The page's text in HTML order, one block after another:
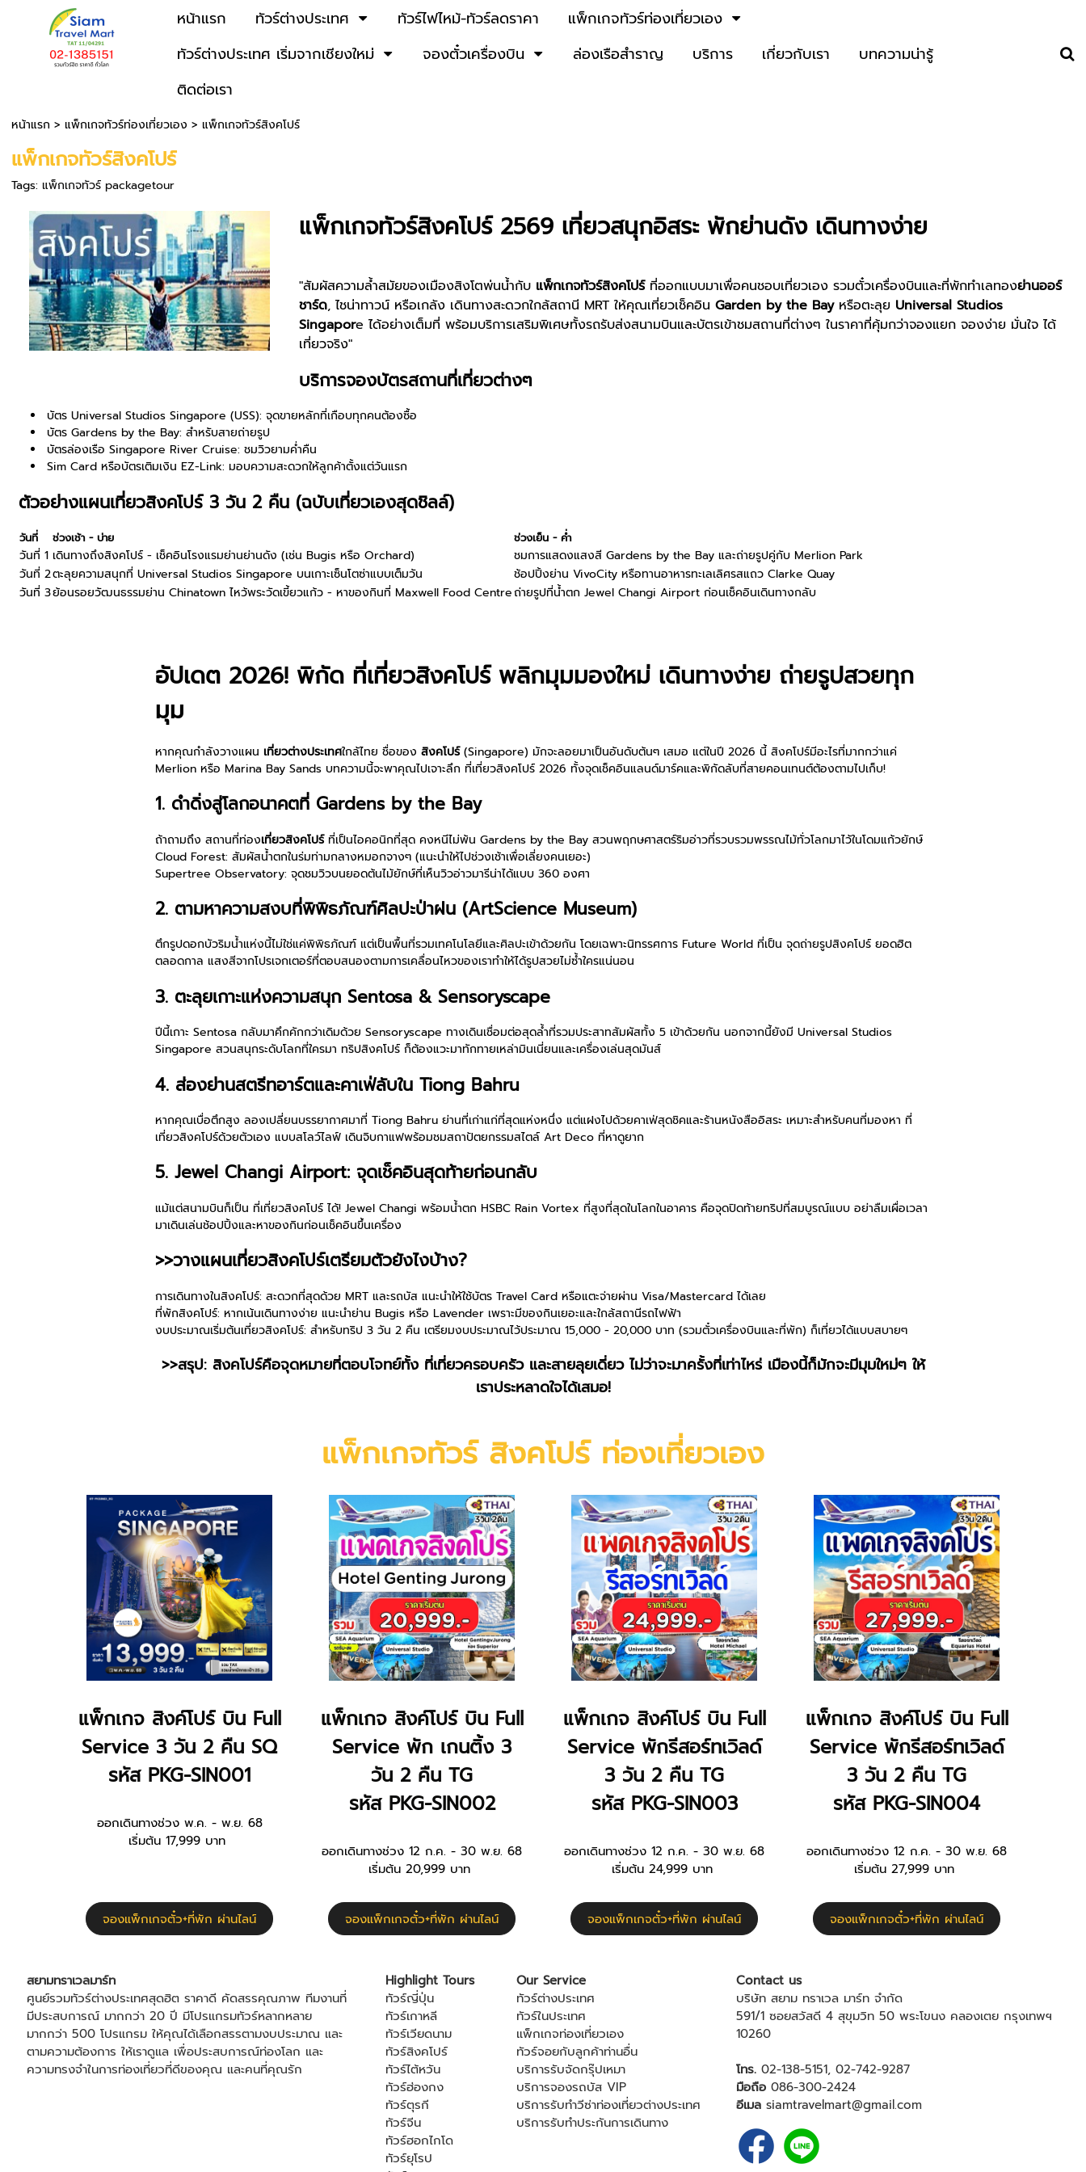
หน้าแรก ทัวร์ต่างประเทศ ทัวร์ไฟไหม้-ทัวร์ลดราคา
แพ็กเกจทัวร์ท่องเที่ยวเอง
ทัวร์ต่างประเทศ เริ่มจากเชียงใหม่
จองตั๋วเครื่องบิน ล่องเรือสำราญ บริการ เกี่ยวกับเรา
บทความน่ารู้
ติดต่อเรา
หน้าแรก > แพ็กเกจทัวร์ท่องเที่ยวเอง > แพ็กเกจทัวร์สิงคโปร์
แพ็กเกจทัวร์สิงคโปร์
Tags: แพ็กเกจทัวร์ packagetour
แพ็กเกจทัวร์สิงคโปร์ 2569 เที่ยวสนุกอิสระ พักย่านดัง เดินทางง่าย
"สัมผัสความล้ำสมัยของเมืองสิงโตพ่นน้ำกับ แพ็กเกจทัวร์สิงคโปร์ที่ออกแบบมาเพื่อคนชอบเที่ยวเอง รวมตั๋วเครื่องบินและที่พักทำเลทองย่านออร์
ชาร์ด, ไชน่าทาวน์ หรือเกลัง เดินทางสะดวกใกล้สถานี MRT ให้คุณเที่ยวเช็คอินGarden by the Bayหรือตะลุย Universal Studios
Singapore ได้อย่างเต็มที่ พร้อมบริการเสริมพิเศษทั้งรถรับส่งสนามบินและบัตรเข้าชมสถานที่ต่างๆ ในราคาที่คุ้มกว่าจองแยก จองง่าย มั่นใจ ได้
เที่ยวจริง"
บริการจองบัตรสถานที่เที่ยวต่างๆ
บัตร Universal Studios Singapore (USS): จุดขายหลักที่เกือบทุกคนต้องซื้อ
บัตร Gardens by the Bay: สำหรับสายถ่ายรูป
บัตรล่องเรือ Singapore River Cruise: ชมวิวยามค่ำคืน
Sim Card หรือบัตรเติมเงิน EZ-Link: มอบความสะดวกให้ลูกค้าตั้งแต่วันแรก
ตัวอย่างแผนเที่ยวสิงคโปร์ 3 วัน 2 คืน (ฉบับเที่ยวเองสุดชิลล์)
วันที่ ช่วงเช้า - บ่าย ช่วงเย็น - ค่ำ
วันที่ 1 เดินทางถึงสิงคโปร์ - เช็คอินโรงแรมย่านย่านดัง (เช่น Bugis หรือ Orchard) ชมการแสดงแสงสีGardens by the Bay และถ่ายรูปคู่กับMerlion Park
วันที่ 2ตะลุยความสนุกที่Universal Studios Singapore บนเกาะเซ็นโตซ่าแบบเต็มวัน ช้อปปิ้งย่านVivoCity หรือทานอาหารทะเลเลิศรสแถวClarke Quay
วันที่ 3ย้อนรอยวัฒนธรรมย่านChinatown ไหว้พระวัดเขี้ยวแก้ว - หาของกินที่ Maxwell Food Centreถ่ายรูปที่น้ำตกJewel Changi Airport ก่อนเช็คอินเดินทางกลับ
อัปเดต 2026! พิกัด ที่เที่ยวสิงคโปร์ พลิกมุมมองใหม่ เดินทางง่าย ถ่ายรูปสวยทุก
มุม
หากคุณกำลังวางแผน เที่ยวต่างประเทศใกล้ไทย ชื่อของ สิงคโปร์(Singapore) มักจะลอยมาเป็นอันดับต้นๆ เสมอ แต่ในปี 2026 นี้ สิงคโปร์มีอะไรที่มากกว่าแค่
Merlion หรือ Marina Bay Sands บทความนี้จะพาคุณไปเจาะลึก ที่เที่ยวสิงคโปร์ 2026 ทั้งจุดเช็คอินแลนด์มาร์คและพิกัดลับที่สายคอนเทนต์ต้องตามไปเก็บ!
1. ดำดิ่งสู่โลกอนาคตที่ Gardens by the Bay
ถ้าถามถึง สถานที่ท่องเที่ยวสิงคโปร์ที่เป็นไอคอนิกที่สุด คงหนีไม่พ้น Gardens by the Bay สวนพฤกษศาสตร์ริมอ่าวที่รวบรวมพรรณไม้ทั่วโลกมาไว้ในโดมแก้วยักษ์
Cloud Forest: สัมผัสน้ำตกในร่มท่ามกลางหมอกจางๆ (แนะนำให้ไปช่วงเช้าเพื่อเลี่ยงคนเยอะ)
Supertree Observatory: จุดชมวิวบนยอดต้นไม้ยักษ์ที่เห็นวิวอ่าวมารีน่าได้แบบ 360 องศา
2. ตามหาความสงบที่พิพิธภัณฑ์ศิลปะป่าฝน (ArtScience Museum)
ตึกรูปดอกบัวริมน้ำแห่งนี้ไม่ใช่แค่พิพิธภัณฑ์ แต่เป็นพื้นที่รวมเทคโนโลยีและศิลปะเข้าด้วยกัน โดยเฉพาะนิทรรศการ Future World ที่เป็น จุดถ่ายรูปสิงคโปร์ ยอดฮิต
ตลอดกาล แสงสีจากโปรเจกเตอร์ที่ตอบสนองตามการเคลื่อนไหวของเราทำให้ได้รูปสวยไม่ซ้ำใครแน่นอน
3. ตะลุยเกาะแห่งความสนุก Sentosa & Sensoryscape
ปีนี้เกาะ Sentosa กลับมาคึกคักกว่าเดิมด้วย Sensoryscape ทางเดินเชื่อมต่อสุดล้ำที่รวมประสาทสัมผัสทั้ง 5 เข้าด้วยกัน นอกจากนี้ยังมี Universal Studios
Singapore สวนสนุกระดับโลกที่ใครมา ทริปสิงคโปร์ ก็ต้องแวะมาทักทายเหล่ามินเนี่ยนและเครื่องเล่นสุดมันส์
4. ส่องย่านสตรีทอาร์ตและคาเฟ่ลับใน Tiong Bahru
หากคุณเบื่อตึกสูง ลองเปลี่ยนบรรยากาศมาที่ Tiong Bahru ย่านที่เก่าแก่ที่สุดแห่งหนึ่ง แต่แฝงไปด้วยคาเฟ่สุดชิคและร้านหนังสืออิสระ เหมาะสำหรับคนที่มองหา ที่
เที่ยวสิงคโปร์ด้วยตัวเอง แบบสโลว์ไลฟ์ เดินจิบกาแฟพร้อมชมสถาปัตยกรรมสไตล์ Art Deco ที่หาดูยาก
5. Jewel Changi Airport: จุดเช็คอินสุดท้ายก่อนกลับ
แม้แต่สนามบินก็เป็น ที่เที่ยวสิงคโปร์ ได้! Jewel Changi พร้อมน้ำตก HSBC Rain Vortex ที่สูงที่สุดในโลกในอาคาร คือจุดปิดท้ายทริปที่สมบูรณ์แบบ อย่าลืมเผื่อเวลา
มาเดินเล่นช้อปปิ้งและหาของกินก่อนเช็คอินขึ้นเครื่อง
>>วางแผนเที่ยวสิงคโปร์เตรียมตัวยังไงบ้าง?
การเดินทางในสิงคโปร์: สะดวกที่สุดด้วย MRT และรถบัส แนะนำให้ใช้บัตร Travel Card หรือแตะจ่ายผ่าน Visa/Mastercard ได้เลย
ที่พักสิงคโปร์: หากเน้นเดินทางง่าย แนะนำย่าน Bugis หรือ Lavender เพราะมีของกินเยอะและใกล้สถานีรถไฟฟ้า
งบประมาณเริ่มต้นเที่ยวสิงคโปร์: สำหรับทริป 3 วัน 2 คืน เตรียมงบประมาณไว้ประมาณ 15,000 - 20,000 บาท (รวมตั๋วเครื่องบินและที่พัก) ก็เที่ยวได้แบบสบายๆ
>>สรุป: สิงคโปร์คือจุดหมายที่ตอบโจทย์ทั้ง ที่เที่ยวครอบครัว และสายลุยเดี่ยว ไม่ว่าจะมาครั้งที่เท่าไหร่ เมืองนี้ก็มักจะมีมุมใหม่ๆ ให้
เราประหลาดใจได้เสมอ!
แพ็กเกจทัวร์ สิงคโปร์ ท่องเที่ยวเอง
แพ็กเกจ สิงค์โปร์ บิน Full
Service 3 วัน 2 คืน SQ
รหัส PKG-SIN001
ออกเดินทางช่วง พ.ค. - พ.ย. 68
เริ่มต้น 17,999 บาท
จองแพ็กเกจตั๋ว+ที่พัก ผ่านไลน์
แพ็กเกจ สิงค์โปร์ บิน Full
Service พัก เกนติ้ง 3
วัน 2 คืน TG
รหัส PKG-SIN002
ออกเดินทางช่วง 12 ก.ค. - 30 พ.ย. 68
เริ่มต้น 20,999 บาท
จองแพ็กเกจตั๋ว+ที่พัก ผ่านไลน์
แพ็กเกจ สิงค์โปร์ บิน Full
Service พักรีสอร์ทเวิลด์
3 วัน 2 คืน TG
รหัส PKG-SIN003
ออกเดินทางช่วง 12 ก.ค. - 30 พ.ย. 68
เริ่มต้น 24,999 บาท
จองแพ็กเกจตั๋ว+ที่พัก ผ่านไลน์
แพ็กเกจ สิงค์โปร์ บิน Full
Service พักรีสอร์ทเวิลด์
3 วัน 2 คืน TG
รหัส PKG-SIN004
ออกเดินทางช่วง 12 ก.ค. - 30 พ.ย. 68
เริ่มต้น 27,999 บาท
จองแพ็กเกจตั๋ว+ที่พัก ผ่านไลน์
สยามทราเวลมาร์ท
ศูนย์รวมทัวร์ต่างประเทศสุดฮิต ราคาดี คัดสรรคุณภาพ ทีมงานที่
มีประสบการณ์ มากกว่า 20 ปี มีโปรแกรมทัวร์หลากหลาย
มากกว่า 500 โปรแกรม ให้คุณได้เลือกสรรตามงบประมาณ และ
ตามความต้องการ ให้เราดูแล เพื่อประสบการณ์ท่องโลก และ
ความทรงจำในการท่องเที่ยวที่ดีของคุณ และคนที่คุณรัก
Highlight Tours
ทัวร์ญี่ปุ่น
ทัวร์เกาหลี
ทัวร์เวียดนาม
ทัวร์สิงคโปร์
ทัวร์ไต้หวัน
ทัวร์ฮ่องกง
ทัวร์ตุรกี
ทัวร์จีน
ทัวร์ฮอกไกโด
ทัวร์ยุโรป
Our Service
ทัวร์ต่างประเทศ
ทัวร์ในประเทศ
แพ็กเกจท่องเที่ยวเอง
ทัวร์จอยกับลูกค้าท่านอื่น
บริการรับจัดกรุ๊ปเหมา
บริการจองรถบัส VIP
บริการรับทำวีซ่าท่องเที่ยวต่างประเทศ
บริการรับทำประกันการเดินทาง
Contact us
บริษัท สยาม ทราเวล มาร์ท จำกัด
591/1 ซอยสวัสดี 4 สุขุมวิท 50 พระโขนง คลองเตย กรุงเทพฯ
10260
โทร. 02-138-5151, 02-742-9287
มือถือ 086-300-2424
อีเมล siamtravelmart@gmail.com